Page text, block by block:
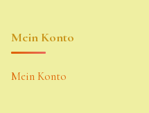
Mein Konto
Mein Konto